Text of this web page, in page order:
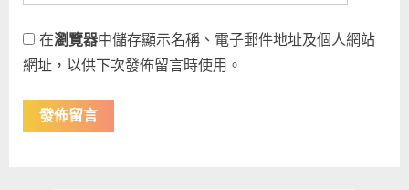
在瀏覽器中儲存顯示名稱、電子郵件地址及個人網站
網址，以供下次發佈留言時使用。